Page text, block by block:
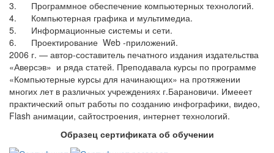
3. Программное обеспечение компьютерных технологий.
4. Компьютерная графика и мультимедиа.
5. Информационные системы и сети.
6. Проектирование Web -приложений.
2006 г. — автор-составитель печатного издания издательства
«Аверсэв» и ряда статей. Преподавала курсы по программе
«Компьютерные курсы для начинающих» на протяжении
многих лет в различных учреждениях г.Барановичи. Имееет
практический опыт работы по созданию инфографики, видео,
Flash анимации, сайтостроения, интернет технологий.
Образец сертификата об обучении